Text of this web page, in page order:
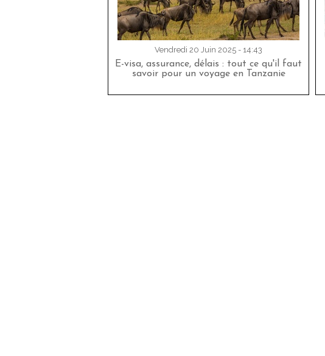
Vendredi 20 Juin 2025 - 14:43
E-visa, assurance, délais : tout ce qu'il faut
savoir pour un voyage en Tanzanie